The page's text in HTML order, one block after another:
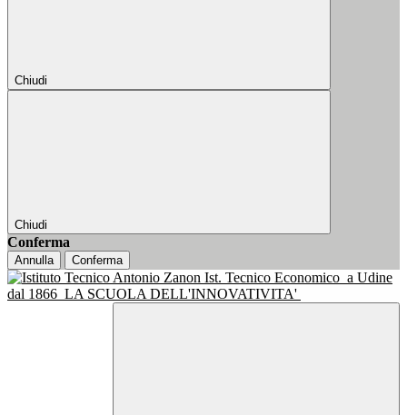
Chiudi
Chiudi
Conferma
Annulla Conferma
Ist. Tecnico Economico a Udine
dal 1866 LA SCUOLA DELL'INNOVATIVITA'